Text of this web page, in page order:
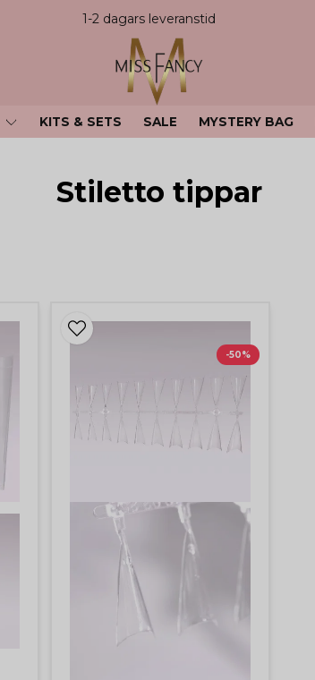
1-2 dagars leveranstid
KITS & SETS SALE MYSTERY BAG
Stiletto tippar
-50%